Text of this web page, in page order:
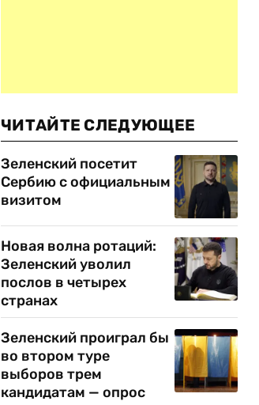
ЧИТАЙТЕ СЛЕДУЮЩЕЕ
Зеленский посетит
Сербию с официальным
визитом
Новая волна ротаций:
Зеленский уволил
послов в четырех
странах
Зеленский проиграл бы
во втором туре
выборов трем
кандидатам — опрос